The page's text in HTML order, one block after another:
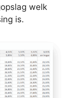
welk
is.